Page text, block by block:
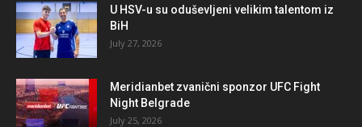
U HSV-u su oduševljeni velikim talentom iz
BiH
July 27, 2026
Meridianbet zvanični sponzor UFC Fight
Night Belgrade
July 25, 2026